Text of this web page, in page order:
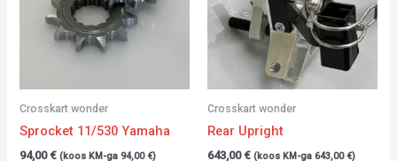
Crosskart wonder
Sprocket 11/530 Yamaha
94,00€ (koos KM-ga94,00 €)
Crosskart wonder
Rear Upright
643,00€ (koos KM-ga 643,00 €)